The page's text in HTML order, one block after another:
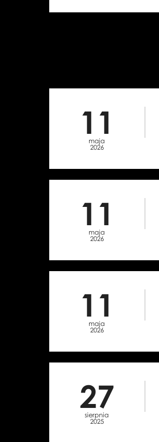
11
maja
2026
11
maja
2026
11
maja
2026
27
sierpnia
2025